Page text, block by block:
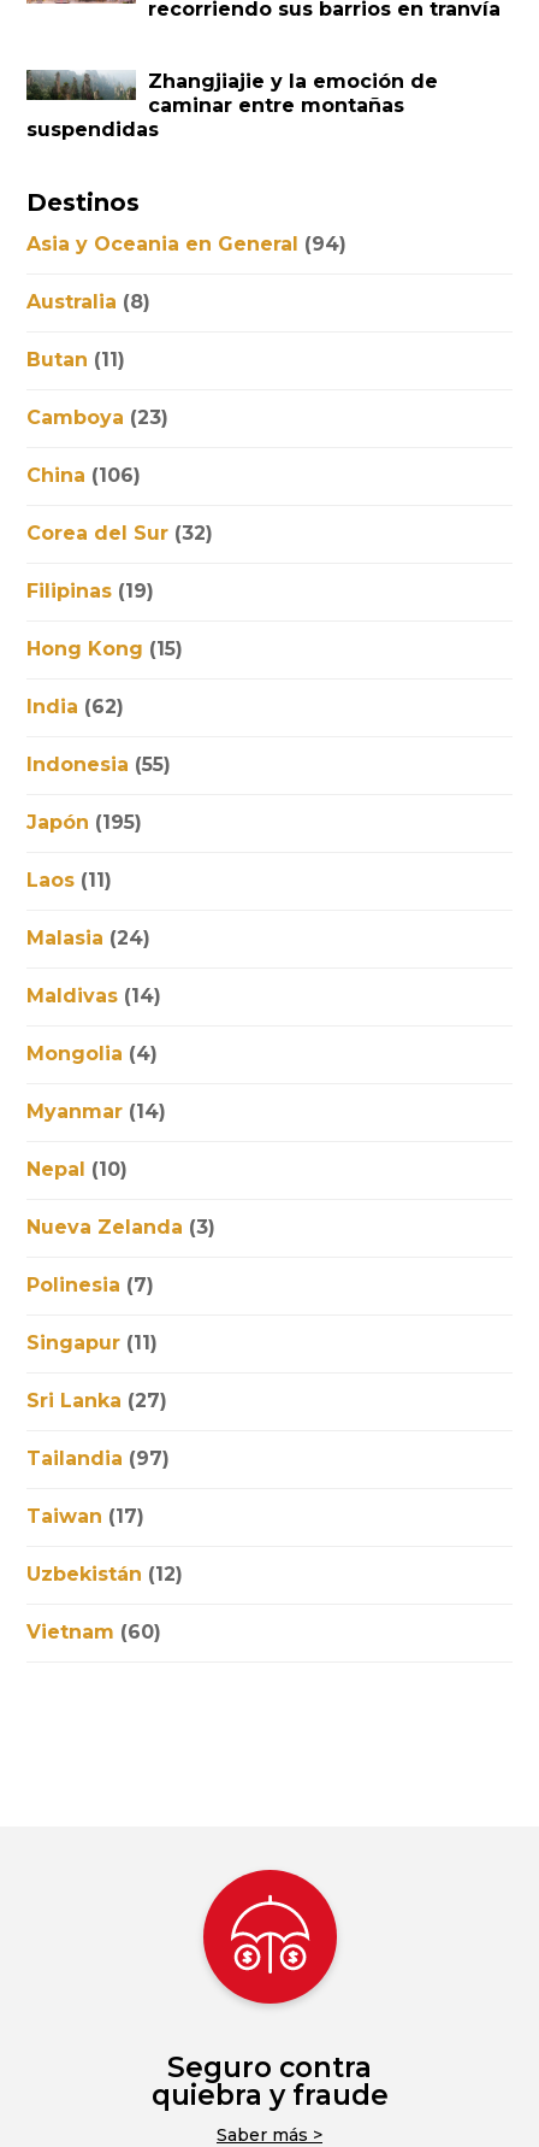
recorriendo sus barrios en tranvía
Zhangjiajie y la emoción de
caminar entre montañas
suspendidas
Destinos
Asia y Oceania en General (94)
Australia (8)
Butan (11)
Camboya (23)
China (106)
Corea del Sur (32)
Filipinas (19)
Hong Kong (15)
India (62)
Indonesia (55)
Japón (195)
Laos (11)
Malasia (24)
Maldivas (14)
Mongolia (4)
Myanmar (14)
Nepal (10)
Nueva Zelanda (3)
Polinesia (7)
Singapur (11)
Sri Lanka (27)
Tailandia (97)
Taiwan (17)
Uzbekistán (12)
Vietnam (60)
Seguro contra
quiebra y fraude
Saber más >